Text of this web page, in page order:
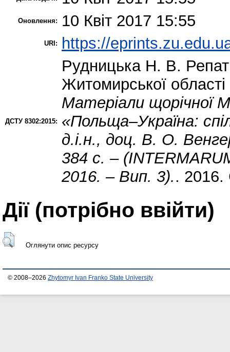
Оновлення: 10 Квіт 2017 15:55
URI: https://
ДСТУ 8302:2015:
Рудницька Н. В.
Житомирської
Матеріали щорічної
«Польща–Україна:
д.і.н., доц. В. О.
384 c. –
2016. – Вип. 3).. 2016.
Дії ​​(потрібно ввійти)
Оглянути опис ресурсу
© 2008–2026 Zhytomyr Ivan Franko State University